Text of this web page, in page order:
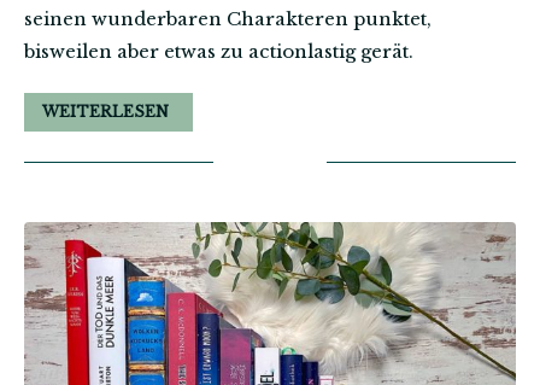
seinen wunderbaren Charakteren punktet,
bisweilen aber etwas zu actionlastig gerät.
WEITERLESEN